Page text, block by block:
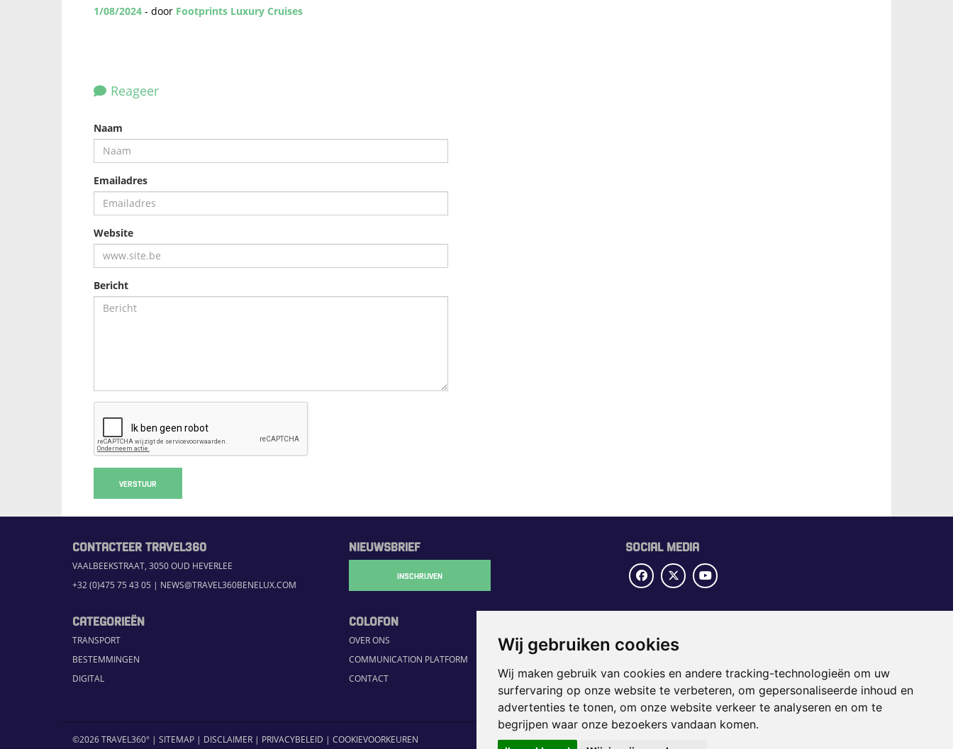
Wij gebruiken cookies
Wij maken gebruik van cookies en andere tracking-technologieën om uw
surfervaring op onze website te verbeteren, om gepersonaliseerde inhoud en
advertenties te tonen, om onze website verkeer te analyseren en om te
begrijpen waar onze bezoekers vandaan komen.
1/08/2024 - door Footprints Luxury Cruises
Reageer
Naam
Emailadres
Website
Bericht
VERSTUUR
CONTACTEER TRAVEL360
VAALBEEKSTRAAT, 3050 OUD HEVERLEE
+32 (0)475 75 43 05 | NEWS@TRAVEL360BENELUX.COM
NIEUWSBRIEF
INSCHRIJVEN
SOCIAL MEDIA
CATEGORIEËN
TRANSPORT
BESTEMMINGEN
DIGITAL
COLOFON
OVER ONS
COMMUNICATION PLATFORM
CONTACT
HOME
JOBS
HAPPENING
©2026 TRAVEL360° | SITEMAP | DISCLAIMER | PRIVACYBELEID | COOKIEVOORKEUREN